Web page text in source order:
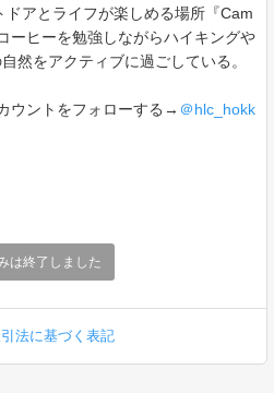
アとライフが楽しめる場所『Cam
ーヒーを勉強しながらハイキングや
然をアクティブに過ごしている。
ウントをフォローする→ ＠hlc_hokk
は終了しました
法に基づく表記